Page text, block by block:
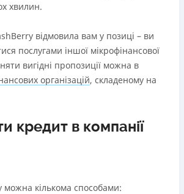
хвилин.
відмовила вам у позиці – ви
послугами іншої мікрофінансової
вигідні пропозиції можна в
організацій, складеному на
кредит в компанії
можна кількома способами: